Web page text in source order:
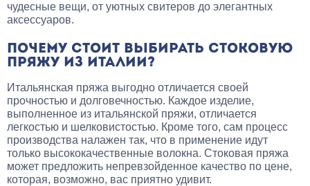
чудесные вещи, от уютных свитеров до элегантных
аксессуаров.
ПОЧЕМУ СТОИТ ВЫБИРАТЬ СТОКОВУЮ
ПРЯЖУ ИЗ ИТАЛИИ?
Итальянская пряжа выгодно отличается своей
прочностью и долговечностью. Каждое изделие,
выполненное из итальянской пряжи, отличается
легкостью и шелковистостью. Кроме того, сам процесс
производства налажен так, что в применение идут
только высококачественные волокна. Стоковая пряжа
может предложить непревзойденное качество по цене,
которая, возможно, вас приятно удивит.